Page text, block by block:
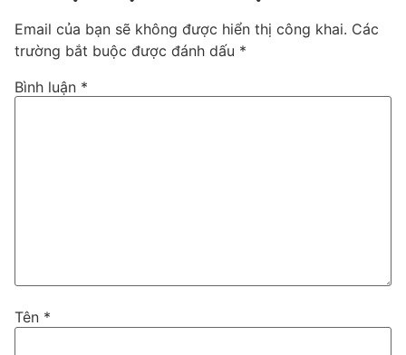
Email của bạn sẽ không được hiển thị công khai. Các
trường bắt buộc được đánh dấu *
Bình luận *
Tên *